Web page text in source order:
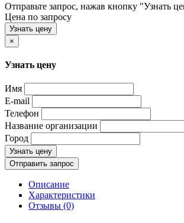
Отправьте запрос, нажав кнопку "Узнать
Цена по запросу
Узнать цену
×
Узнать цену
Имя
E-mail
Телефон
Название организации
Город
Узнать цену
Отправить запрос
Описание
Характеристики
Отзывы (0)